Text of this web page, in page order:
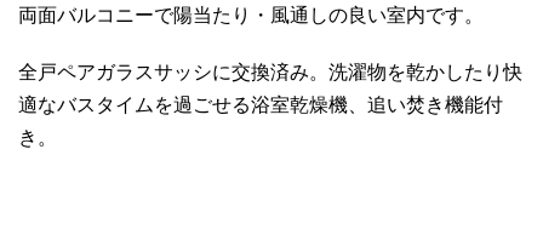
両面バルコニーで陽当たり・風通しの良い室内です。
全戸ペアガラスサッシに交換済み。洗濯物を乾かしたり快
適なバスタイムを過ごせる浴室乾燥機、追い焚き機能付
き。